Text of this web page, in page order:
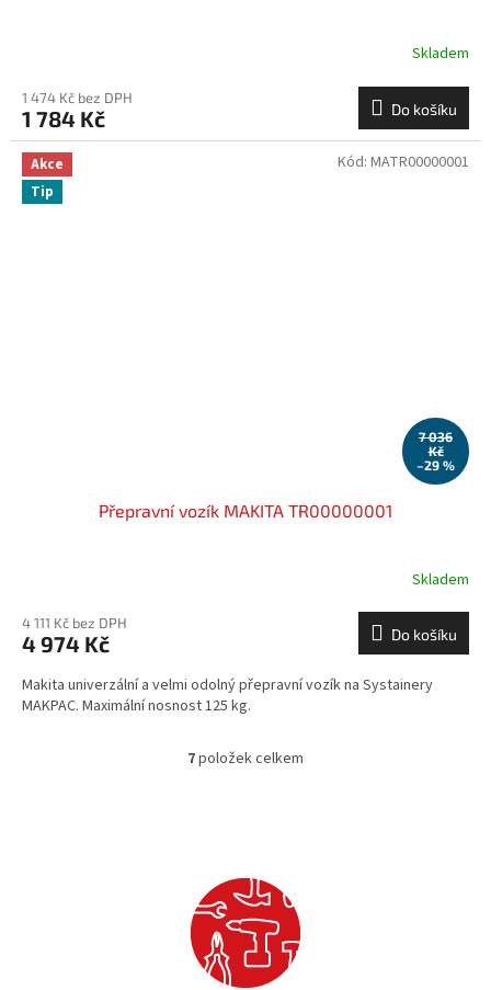
Skladem
1 474 Kč bez DPH
1 784 Kč Do košíku
Akce
Tip
7 036
Kč
–29 %
Přepravní vozík MAKITA TR00000001
Skladem
4 111 Kč bez DPH
4 974 Kč Do košíku
Makita univerzální a velmi odolný přepravní vozík na Systainery
MAKPAC. Maximální nosnost 125 kg.
Kód: MATR00000001
O
a
c
í
p
r
v
7položek celkem